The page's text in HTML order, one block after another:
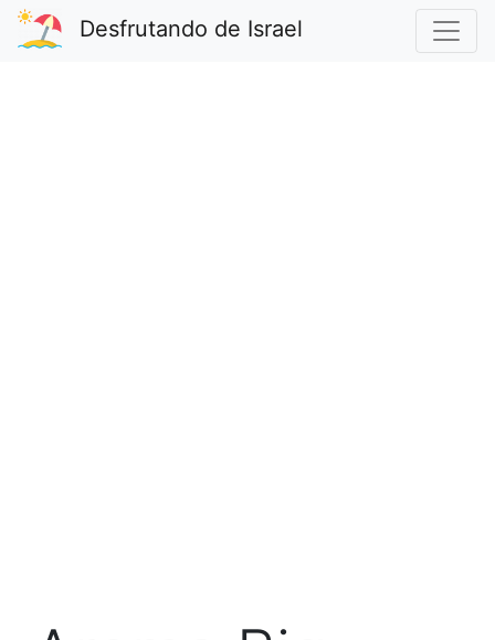
Desfrutando de Israel